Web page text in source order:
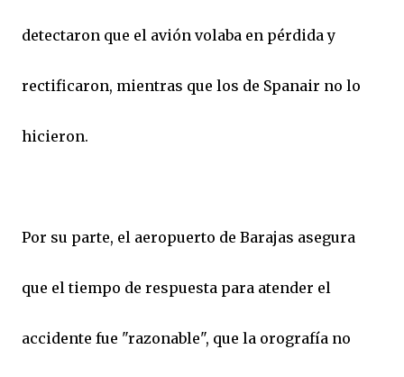
detectaron que el avión volaba en pérdida y
rectificaron, mientras que los de Spanair no lo
hicieron.
Por su parte, el aeropuerto de Barajas asegura
que el tiempo de respuesta para atender el
accidente fue "razonable", que la orografía no